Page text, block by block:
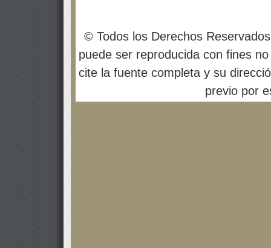
© Todos los Derechos
puede ser reproducida con fines
cite la fuente completa y su
previo por